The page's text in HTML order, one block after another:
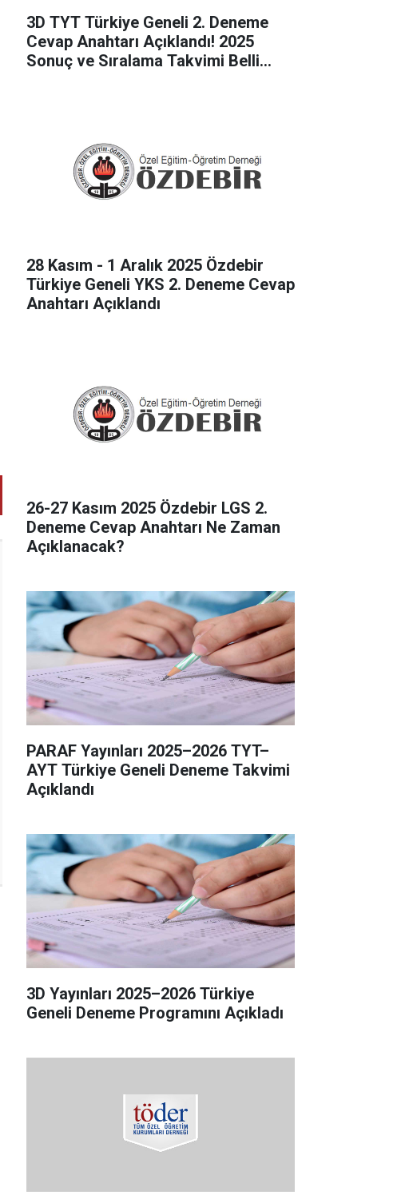
3D TYT Türkiye Geneli 2. Deneme
Cevap Anahtarı Açıklandı! 2025
Sonuç ve Sıralama Takvimi Belli
28 Kasım - 1 Aralık 2025 Özdebir
Türkiye Geneli YKS 2. Deneme Cevap
Anahtarı Açıklandı
26-27 Kasım 2025 Özdebir LGS 2.
Deneme Cevap Anahtarı Ne Zaman
Açıklanacak?
PARAF Yayınları 2025–2026 TYT–
AYT Türkiye Geneli Deneme Takvimi
Açıklandı
3D Yayınları 2025–2026 Türkiye
Geneli Deneme Programını Açıkladı